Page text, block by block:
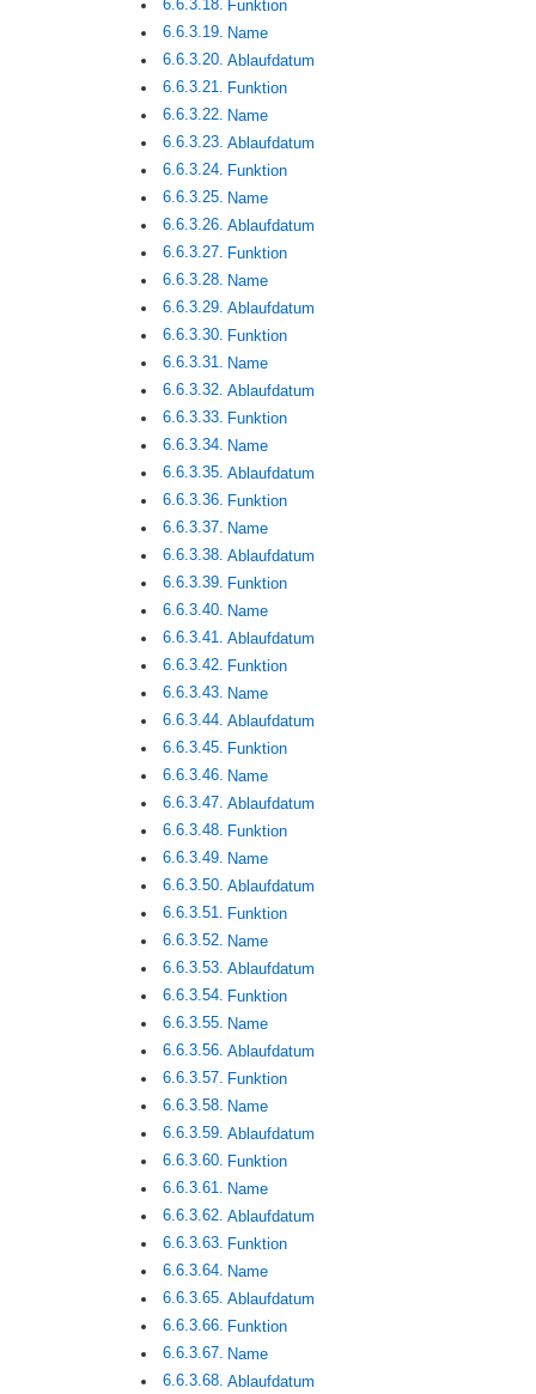
Funktion
Name
Ablaufdatum
Funktion
Name
Ablaufdatum
Funktion
Name
Ablaufdatum
Funktion
Name
Ablaufdatum
Funktion
Name
Ablaufdatum
Funktion
Name
Ablaufdatum
Funktion
Name
Ablaufdatum
Funktion
Name
Ablaufdatum
Funktion
Name
Ablaufdatum
Funktion
Name
Ablaufdatum
Funktion
Name
Ablaufdatum
Funktion
Name
Ablaufdatum
Funktion
Name
Ablaufdatum
Funktion
Name
Ablaufdatum
Funktion
Name
Ablaufdatum
Funktion
Name
Ablaufdatum
Funktion
Name
Ablaufdatum